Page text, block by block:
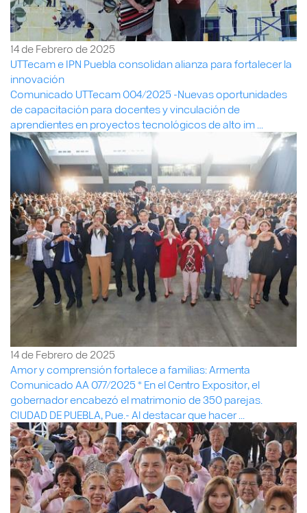
14 de Febrero de 2025
UTTecam e IPN Puebla consolidan alianza para fortalecer la
innovación
Comunicado UTTecam 004/2025 -Nuevas oportunidades
de capacitación para docentes y vinculación de
aprendientes en proyectos tecnológicos de alto im ...
14 de Febrero de 2025
Amor y comprensión fortalece a familias: Armenta
Comunicado AA 077/2025 * En el Centro Expositor, el
gobernador encabezó el matrimonio de 350 parejas.
CIUDAD DE PUEBLA, Pue.- Al destacar que hacer ...